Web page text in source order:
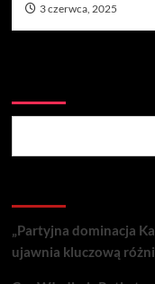
3 czerwca, 2025
„Partyjna dominacja
ujawnia kluczową